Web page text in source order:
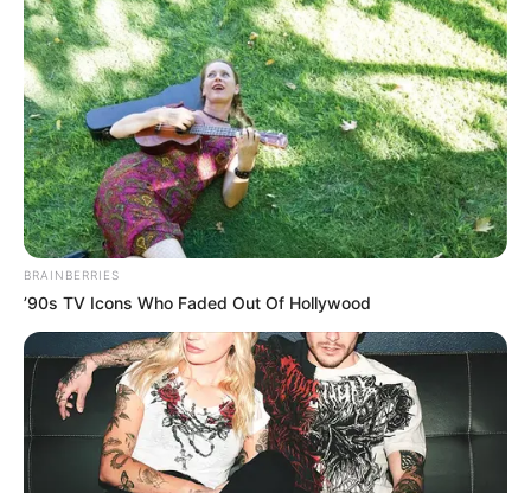
BRAINBERRIES
’90s TV Icons Who Faded Out Of Hollywood